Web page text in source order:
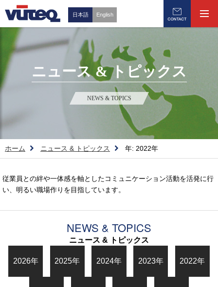
日本語 English
ニュース & トピックス
NEWS & TOPICS
ホーム ニュース & トピックス 年: 2022年
従業員との絆や一体感を軸としたコミュニケーション活動を活発に行
い、明るい職場作りを目指しています。
NEWS & TOPICS
ニュース & トピックス
2026年 2025年 2024年 2023年 2022年